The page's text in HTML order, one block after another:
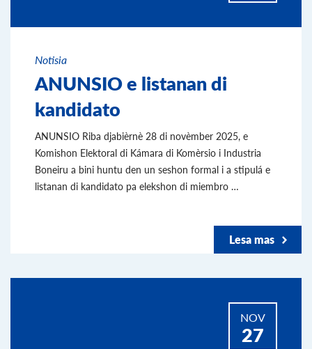
Notisia
ANUNSIO e listanan di
kandidato
ANUNSIO Riba djabièrnè 28 di novèmber 2025, e
Komishon Elektoral di Kámara di Komèrsio i Industria
Boneiru a bini huntu den un seshon formal i a stipulá e
listanan di kandidato pa elekshon di miembro …
Lesa mas
NOV
27